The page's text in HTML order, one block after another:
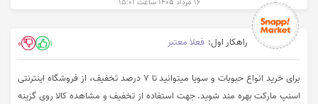
۱۶ مرداد ۱۴۰۵ ساعت ۱۵:۰۱
راهکار اول: فعلا معتبر 1
0
برای خرید انواع حبوبات و سویا میتوانید تا 7 درصد تخفیف، از فروشگاه اینترنتی
اسنپ مارکت بهره مند شوید. جهت استفاده از تخفیف و مشاهده کالا روی گزینه